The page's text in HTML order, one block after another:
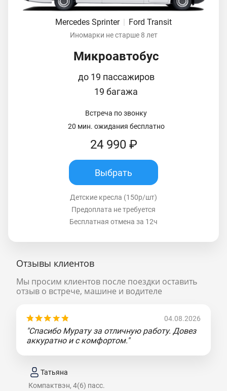
Mercedes Sprinter Ford Transit
Иномарки не старше 8 лет
Микроавтобус
до 19 пассажиров
19 багажа
Встреча по звонку
20 мин. ожидания бесплатно
24 990 ₽
Выбрать
Детские кресла (150р/шт)
Предоплата не требуется
Бесплатная отмена за 12ч
Отзывы клиентов
Мы просим клиентов после поездки оставить
отзыв о встрече, машине и водителе
04.08.2026
"Спасибо Мурату за отличную работу. Довез
аккуратно и с комфортом."
Татьяна
Компактвэн, 4(6) пасс.